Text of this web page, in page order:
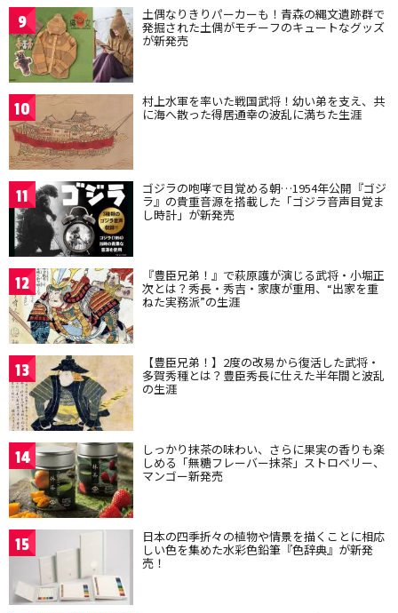
9 土偶なりきりパーカーも！青森の縄文遺跡群で
発掘された土偶がモチーフのキュートなグッズ
が新発売
10 村上水軍を率いた戦国武将！幼い弟を支え、共
に海へ散った得居通幸の波乱に満ちた生涯
11 ゴジラの咆哮で目覚める朝…1954年公開『ゴジ
ラ』の貴重音源を搭載した「ゴジラ音声目覚ま
し時計」が新発売
12 『豊臣兄弟！』で萩原護が演じる武将・小堀正
次とは？秀長・秀吉・家康が重用、“出家を重
ねた実務派”の生涯
13 【豊臣兄弟！】2度の改易から復活した武将・
多賀秀種とは？豊臣秀長に仕えた半年間と波乱
の生涯
14 しっかり抹茶の味わい、さらに果実の香りも楽
しめる「無糖フレーバー抹茶」ストロベリー、
マンゴー新発売
15 日本の四季折々の植物や情景を描くことに相応
しい色を集めた水彩色鉛筆『色辞典』が新発
売！